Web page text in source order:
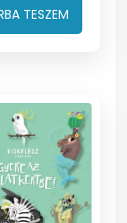
TESZEM